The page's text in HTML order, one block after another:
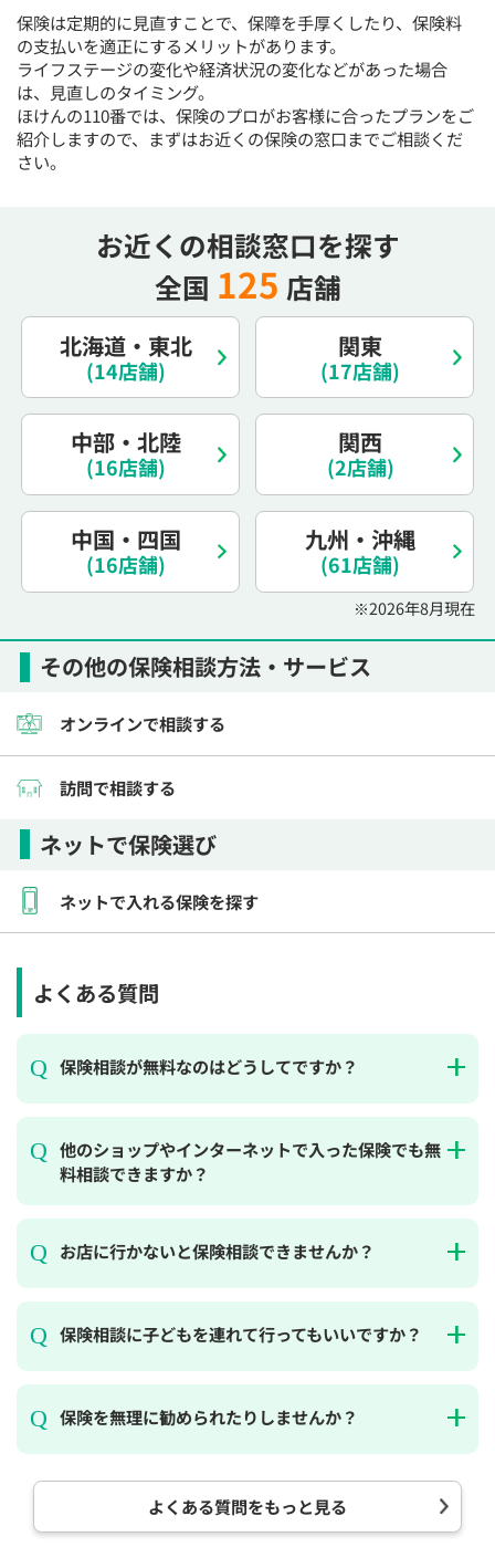
保険は定期的に見直すことで、保障を手厚くしたり、保険料
の支払いを適正にするメリットがあります。
ライフステージの変化や経済状況の変化などがあった場合
は、見直しのタイミング。
ほけんの110番では、保険のプロがお客様に合ったプランをご
紹介しますので、まずはお近くの保険の窓口までご相談くだ
さい。
その他の保険相談方法・サービス
オンラインで相談する
訪問で相談する
ネットで保険選び
ネットで入れる保険を探す
お近くの相談窓口を探す
全国 125 店舗
北海道・東北
(14店舗)
関東
(17店舗)
中部・北陸
(16店舗)
関西
(2店舗)
中国・四国
(16店舗)
九州・沖縄
(61店舗)
※2026年8月現在
よくある質問
保険相談が無料なのはどうしてですか？
他のショップやインターネットで入った保険でも無
料相談できますか？
お店に行かないと保険相談できませんか？
保険相談に子どもを連れて行ってもいいですか？
保険を無理に勧められたりしませんか？
よくある質問をもっと見る